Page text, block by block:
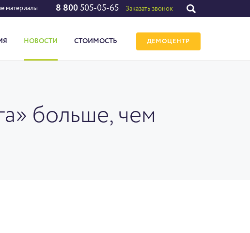
материалы 8 800 505-05-65 Заказать звонок
НОВОСТИ СТОИМОСТЬ ДЕМОЦЕНТР
больше, чем